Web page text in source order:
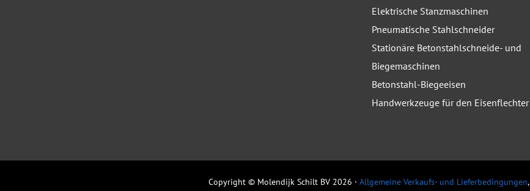
Elektrische Stanzmaschinen
Pneumatische Stahlschneider
Stationäre Betonstahlschneide- und
Biegemaschinen
Betonstahl-Biegeeisen
Handwerkzeuge für den Eisenflechter
Copyright © Molendijk Schilt BV 2026 Allgemeine Verkaufs- und Lieferbedingungen,